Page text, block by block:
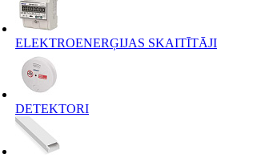
ELEKTROENERĢIJAS SKAITĪTĀJI
DETEKTORI